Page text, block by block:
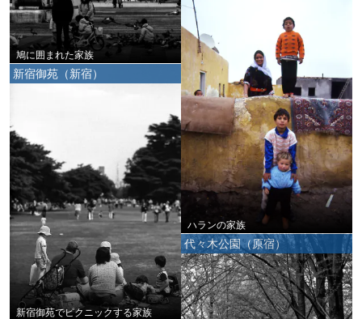
鳩に囲まれた家族
ハランの家族
新宿御苑（新宿）
新宿御苑でピクニックする家族
代々木公園（原宿）